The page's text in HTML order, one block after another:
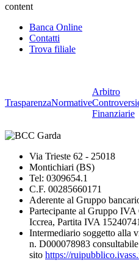
content
Banca Online
Contatti
Trova filiale
TrasparenzaNormative
Arbitro
Finanziarie
Via Trieste 62 - 25018
Montichiari (BS)
Tel: 0309654.1
C.F. 00285660171
Aderente al Gruppo
Partecipante al Gruppo
Iccrea, Partita IVA
Intermediario soggetto alla
n. D000078983
sito https://